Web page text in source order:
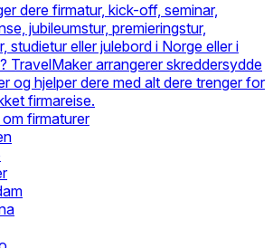
dere firmatur, kick-off, seminar,
jubileumstur, premieringstur,
studietur eller julebord i Norge eller i
TravelMaker arrangerer skreddersydde
og hjelper dere med alt dere trenger for
firmareise.
om firmaturer